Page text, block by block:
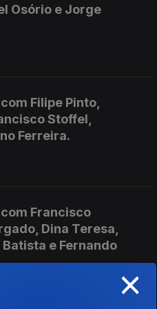
Osório e Jorge
Filipe Pinto,
Stoffel,
Ferreira.
Francisco
Dina Teresa,
e Fernando
×